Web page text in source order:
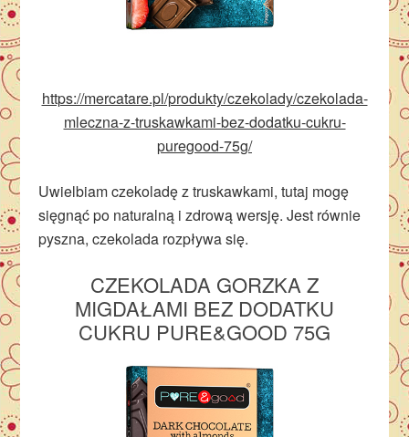
https://mercatare.pl/produkty/czekolady/czekolada-
mleczna-z-truskawkami-bez-dodatku-cukru-
puregood-75g/
Uwielbiam czekoladę z truskawkami, tutaj mogę
sięgnąć po naturalną i zdrową wersję. Jest równie
pyszna, czekolada rozpływa się.
CZEKOLADA GORZKA Z
MIGDAŁAMI BEZ DODATKU
CUKRU PURE&GOOD 75G